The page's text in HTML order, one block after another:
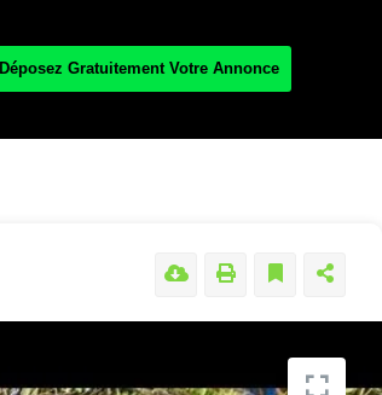
Déposez Gratuitement Votre Annonce